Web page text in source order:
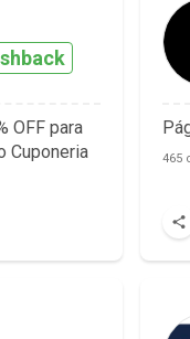
OFF para
Cuponeria
465